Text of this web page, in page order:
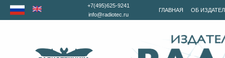
ГЛАВНАЯ ОБ
+7(495)625-9241
info@radiotec.ru